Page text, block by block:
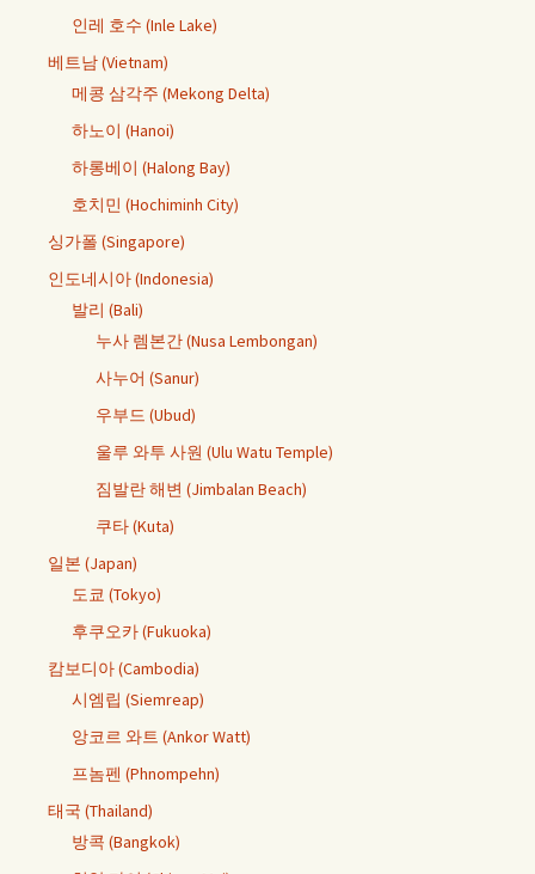
인레 호수 (Inle Lake)
베트남 (Vietnam)
메콩 삼각주 (Mekong Delta)
하노이 (Hanoi)
하롱베이 (Halong Bay)
호치민 (Hochiminh City)
싱가폴 (Singapore)
인도네시아 (Indonesia)
발리 (Bali)
누사 렘본간 (Nusa Lembongan)
사누어 (Sanur)
우부드 (Ubud)
울루 와투 사원 (Ulu Watu Temple)
짐발란 해변 (Jimbalan Beach)
쿠타 (Kuta)
일본 (Japan)
도쿄 (Tokyo)
후쿠오카 (Fukuoka)
캄보디아 (Cambodia)
시엠립 (Siemreap)
앙코르 와트 (Ankor Watt)
프놈펜 (Phnompehn)
태국 (Thailand)
방콕 (Bangkok)